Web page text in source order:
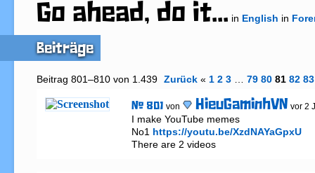
Go ahead, do it... in English in
Beiträge
Beitrag 801–810 von 1.439 Zurück « 1 2 3 …79 80 81 82 83
# 801 von HieuGaminhVN vor 2
I make YouTube memes
No1 https://youtu.be/XzdNAYaGpxU
There are 2 videos